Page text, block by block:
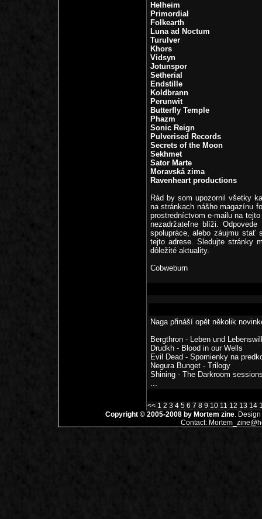
Helheim
Primordial
Folkearth
Luna ad Noctum
Turulver
Khors
Vidsyn
Jotunspor
Setherial
Endstille
Koldbrann
Perunwit
Butterfly Temple
Phazm
Sonic Reign
Pulverised Records
Secrets of the Moon
Sekhmet
Sator Marte
Moravská zima
Ravenheart productions
Rád by som upozornil všetky
na stránkach nášho magazínu
prostredníctvom e-mailu na
nezadržateľne blíži.
spolupráce, alebo záujmu stať
tejto adrese. Sledujte stránky
dôležité aktuality.
Cobweburn
Naga přináší opět několik
Bergthron - Leben und
Drudkh - Blood in our Wells
Evil Dead - Spomienky na
Negura Bunget - Trilogy
Shining - The Darkroom
...
<< 1 2 3 4 5 6 7 8 9 10 11 12 13 14
Copyright © 2005-2008 by Mortem zine.
Contact: